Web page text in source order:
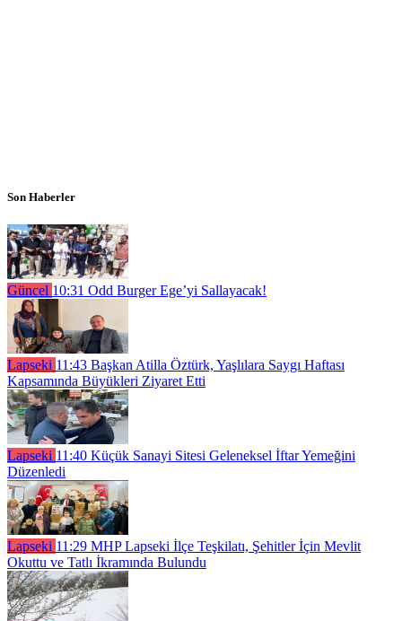
Son Haberler
Güncel 10:31 Odd Burger Ege’yi Sallayacak!
Lapseki 11:43 Başkan Atilla Öztürk, Yaşlılara Saygı Haftası
Kapsamında Büyükleri Ziyaret Etti
Lapseki 11:40 Küçük Sanayi Sitesi Geleneksel İftar Yemeğini
Düzenledi
Lapseki 11:29 MHP Lapseki İlçe Teşkilatı, Şehitler İçin Mevlit
Okuttu ve Tatlı İkramında Bulundu